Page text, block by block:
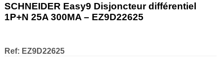
SCHNEIDER Easy9 Disjoncteur différentiel
1P+N 25A 300MA – EZ9D22625
Ref: EZ9D22625